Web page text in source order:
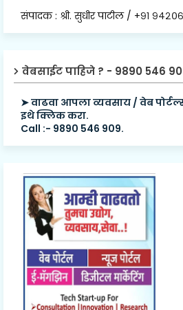
संपादक : श्री. सुधीर पाटील / +९१
वेबसाईट पाहिजे ? - 9890 546
➤ वाढवा आपला व्यवसाय / वेब
इथे क्लिक करा.
Call :- 9890 546 909.